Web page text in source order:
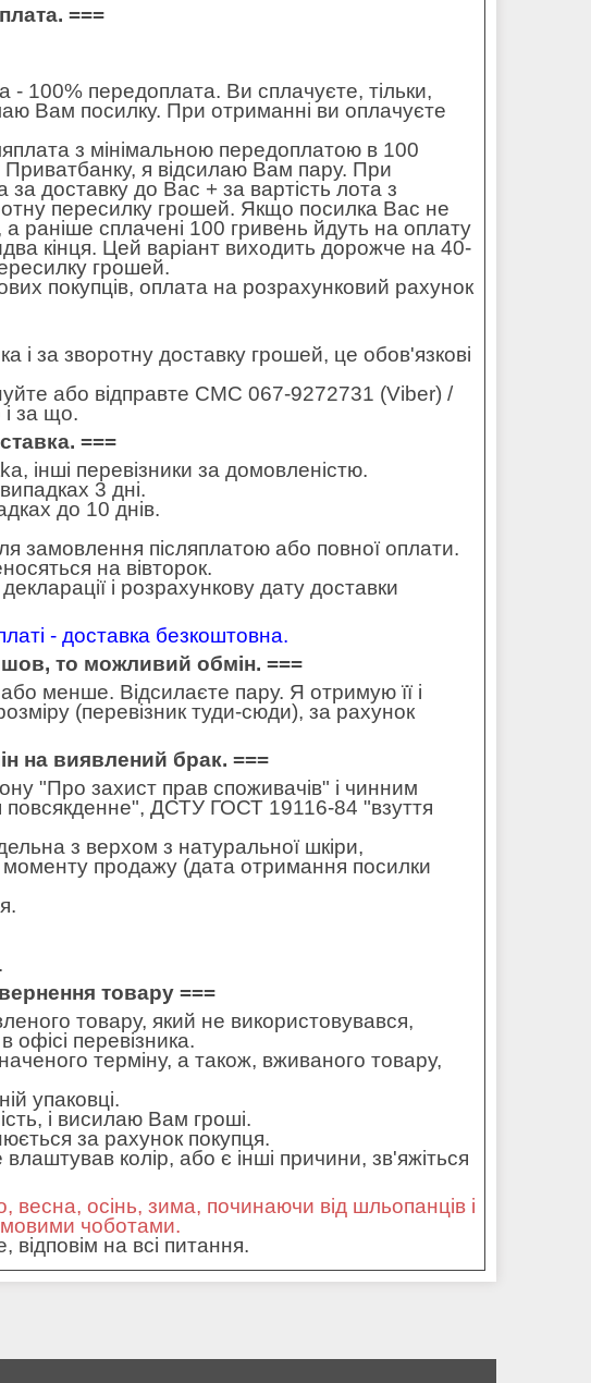
===
- 100% передоплата. Ви сплачуєте, тільки,
Вам посилку. При отриманні ви оплачуєте
з мінімальною передоплатою в 100
я відсилаю Вам пару. При
доставку до Вас + за вартість лота з
пересилку грошей. Якщо посилка Вас не
раніше сплачені 100 гривень йдуть на оплату
кінця. Цей варіант виходить дорожче на 40-
грошей.
покупців, оплата на розрахунковий рахунок
і за зворотну доставку грошей, це обов'язкові
або відправте СМС 067-9272731 (Viber) /
за що.
===
інші перевізники за домовленістю.
3 дні.
до 10 днів.
замовлення післяплатою або повної оплати.
на вівторок.
і розрахункову дату доставки
- доставка безкоштовна.
то можливий обмін. ===
менше. Відсилаєте пару. Я отримую її і
(перевізник туди-сюди), за рахунок
на виявлений брак. ===
"Про захист прав споживачів" і чинним
ДСТУ ГОСТ 19116-84 "взуття
з верхом з натуральної шкіри,
моменту продажу (дата отримання посилки
товару ===
товару, який не використовувався,
перевізника.
терміну, а також, вживаного товару,
упаковці.
і висилаю Вам гроші.
за рахунок покупця.
колір, або є інші причини, зв'яжіться
весна, осінь, зима, починаючи від шльопанців і
чоботами.
на всі питання.